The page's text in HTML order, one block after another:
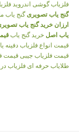
فلزیاب گوشی اندروید
گنج یاب تصویری گنج یاب
ارزان خرید گنج یاب
یاب اصل خرید گنج یاب
قیمت انواع فلزیاب دفینه
قیمت فلزیاب جیبی قیمت
طلایاب حرفه ای فلزیاب